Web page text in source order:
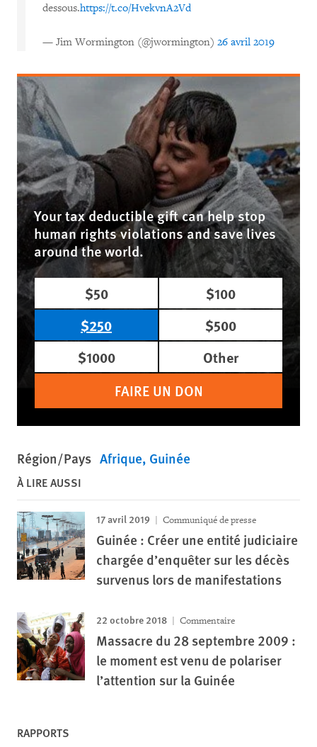
dessous.https://t.co/HvekvnA2Vd
— Jim Wormington (@jwormington) 26 avril 2019
Your tax deductible gift can help stop
human rights violations and save lives
around the world.
$50
$100
$250
$500
$1000
Other
FAIRE UN DON
Région/Pays Afrique Guinée
À LIRE AUSSI
17 avril 2019 Communiqué de presse
Guinée : Créer une entité judiciaire
chargée d’enquêter sur les décès
survenus lors de manifestations
22 octobre 2018 Commentaire
Massacre du 28 septembre 2009 :
le moment est venu de polariser
l’attention sur la Guinée
RAPPORTS